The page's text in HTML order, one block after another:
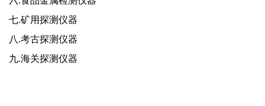
七.矿用探测仪器
八.考古探测仪器
九.海关探测仪器